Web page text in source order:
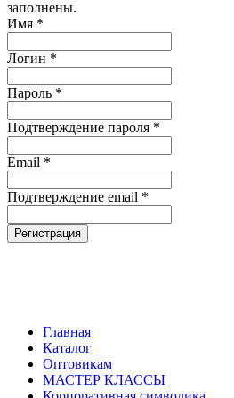
заполнены.
Имя *
Логин *
Пароль *
Подтверждение пароля *
Email *
Подтверждение email *
Регистрация
Главная
Каталог
Оптовикам
МАСТЕР КЛАССЫ